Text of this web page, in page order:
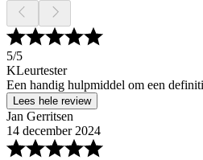
5/5
KLeurtester
Een handig hulpmiddel om een
Lees hele review
Jan Gerritsen
14 december 2024